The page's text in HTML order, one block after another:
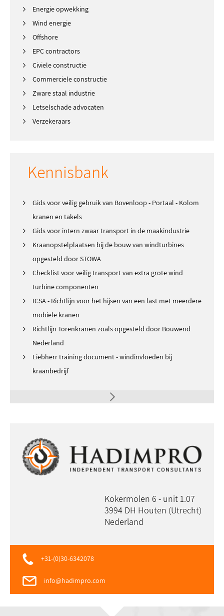
Energie opwekking
Wind energie
Offshore
EPC contractors
Civiele constructie
Commerciele constructie
Zware staal industrie
Letselschade advocaten
Verzekeraars
Kennisbank
Gids voor veilig gebruik van Bovenloop - Portaal - Kolom
kranen en takels
Gids voor intern zwaar transport in de maakindustrie
Kraanopstelplaatsen bij de bouw van windturbines
opgesteld door STOWA
Checklist voor veilig transport van extra grote wind
turbine componenten
ICSA - Richtlijn voor het hijsen van een last met meerdere
mobiele kranen
Richtlijn Torenkranen zoals opgesteld door Bouwend
Nederland
Liebherr training document - windinvloeden bij
kraanbedrijf
Kokermolen 6 - unit 1.07
3994 DH Houten (Utrecht)
Nederland
+31-(0)30-6342078
info@hadimpro.com